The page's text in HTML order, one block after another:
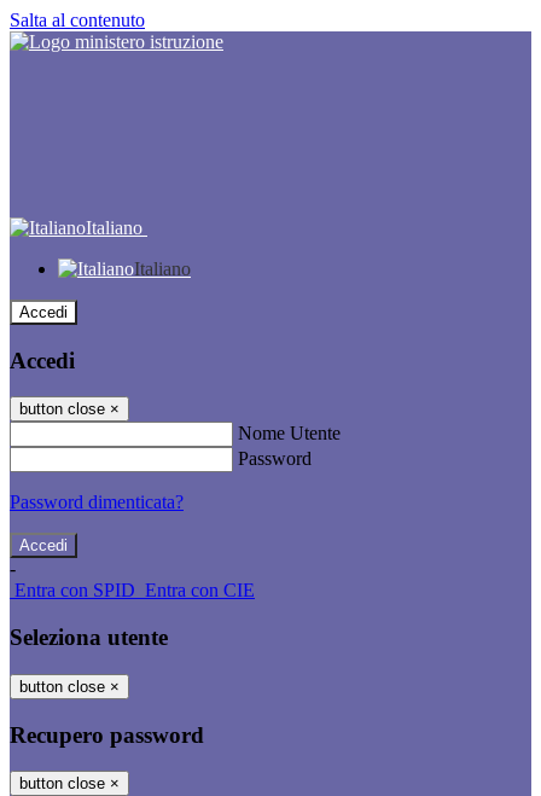
Salta al contenuto
Italiano
Italiano
Accedi
Accedi
button close ×
Nome Utente
Password
Password dimenticata?
-
Entra con SPID Entra con CIE
Seleziona utente
button close ×
Recupero password
button close ×